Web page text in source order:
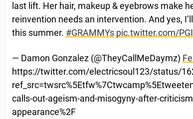
last lift. Her hair, makeup & eyebrows make
reinvention needs an intervention. And yes,
this summer. #GRAMMYs pic.twitter.com/
— Damon Gonzalez (@TheyCallMeDaymz)
https://twitter.com/electricsoul123/status/
calls-out-ageism-and-misogyny-after-
appearance%2F